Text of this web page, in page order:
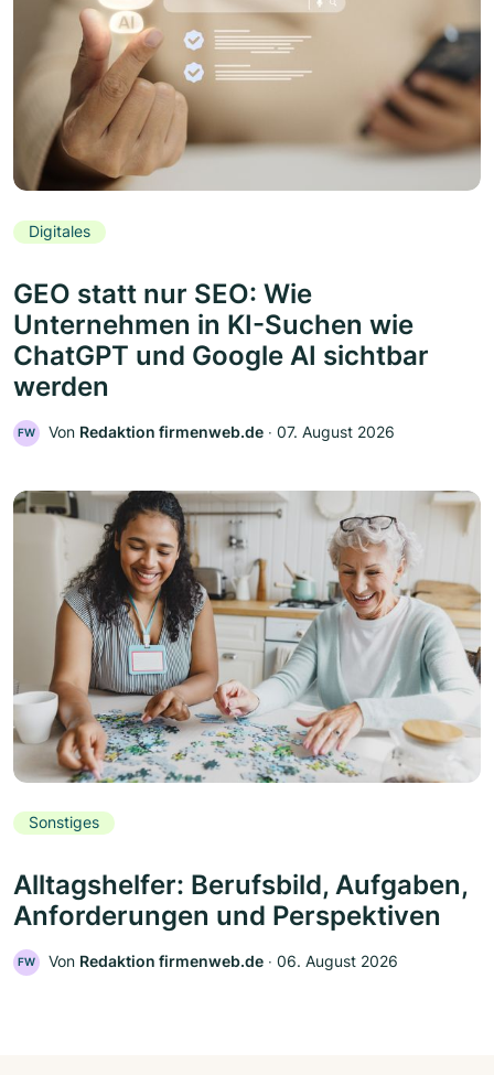
Digitales
GEO statt nur SEO: Wie
Unternehmen in KI-Suchen wie
ChatGPT und Google AI sichtbar
werden
FW Von Redaktion firmenweb.de ‧ 07. August 2026
Sonstiges
Alltagshelfer: Berufsbild, Aufgaben,
Anforderungen und Perspektiven
FW Von Redaktion firmenweb.de ‧ 06. August 2026